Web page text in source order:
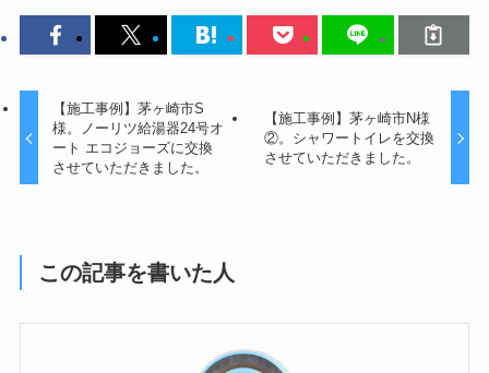
【施工事例】茅ヶ崎市S
様。ノーリツ給湯器24号オ
ート エコジョーズに交換
させていただきました。
【施工事例】茅ヶ崎市N様
②。シャワートイレを交換
させていただきました。
この記事を書いた人